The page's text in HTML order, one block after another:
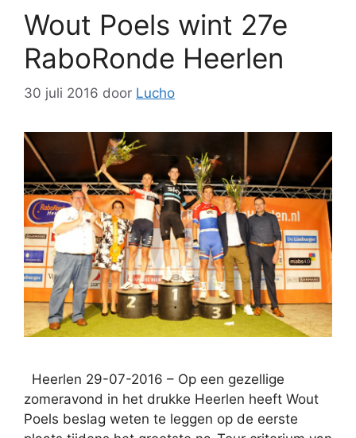
Wout Poels wint 27e
RaboRonde Heerlen
30 juli 2016 door Lucho
Heerlen 29-07-2016 – Op een gezellige
zomeravond in het drukke Heerlen heeft Wout
Poels beslag weten te leggen op de eerste